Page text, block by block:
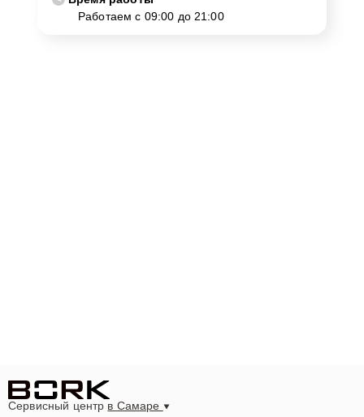
Работаем с 09:00 до 21:00
Сервисный центр в Самаре